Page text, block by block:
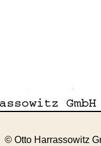
© Otto Harrassowitz